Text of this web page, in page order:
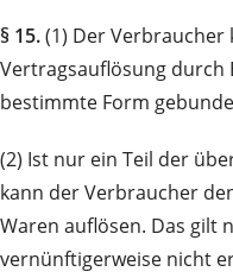
§ 15.(1) Der Verbraucher
Vertragsauflösung durch
bestimmte Form
(2) Ist nur ein Teil der
kann der Verbraucher
Waren auflösen. Das gilt
vernünftigerweise nicht